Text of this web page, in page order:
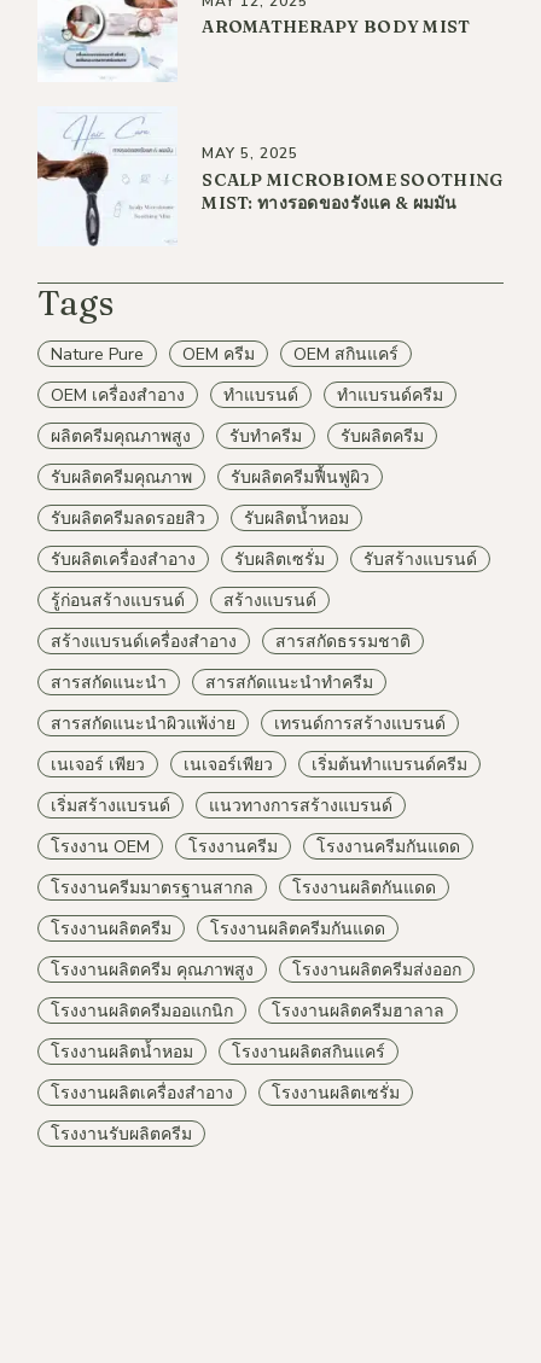
AROMATHERAPY BODY MIST
MAY 5, 2025
SCALP MICROBIOME SOOTHING
MIST: ทางรอดของรังแค & ผมมัน
Tags
Nature Pure OEM ครีม
OEM สกินแคร์
OEM เครื่องสำอาง
ทำแบรนด์
ทำแบรนด์ครีม
ผลิตครีมคุณภาพสูง
รับทำครีม
รับผลิตครีม
รับผลิตครีมคุณภาพ
รับผลิตครีมฟื้นฟูผิว
รับผลิตครีมลดรอยสิว
รับผลิตน้ำหอม
รับผลิตเครื่องสำอาง
รับผลิตเซรั่ม
รับสร้างแบรนด์
รู้ก่อนสร้างแบรนด์
สร้างแบรนด์
สร้างแบรนด์เครื่องสำอาง
สารสกัดธรรมชาติ
สารสกัดแนะนำ
สารสกัดแนะนำทำครีม
สารสกัดแนะนำผิวแพ้ง่าย
เทรนด์การสร้างแบรนด์
เนเจอร์ เพียว
เนเจอร์เพียว
เริ่มต้นทำแบรนด์ครีม
เริ่มสร้างแบรนด์
แนวทางการสร้างแบรนด์
โรงงาน OEM
โรงงานครีม
โรงงานครีมกันแดด
โรงงานครีมมาตรฐานสากล
โรงงานผลิตกันแดด
โรงงานผลิตครีม
โรงงานผลิตครีมกันแดด
โรงงานผลิตครีม คุณภาพสูง
โรงงานผลิตครีมส่งออก
โรงงานผลิตครีมออแกนิก
โรงงานผลิตครีมฮาลาล
โรงงานผลิตน้ำหอม
โรงงานผลิตสกินแคร์
โรงงานผลิตเครื่องสำอาง
โรงงานผลิตเซรั่ม
โรงงานรับผลิตครีม